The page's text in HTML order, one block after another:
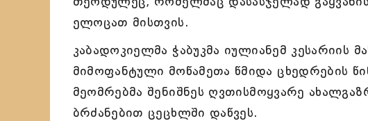
ელოცათ მისთვის.
კაბადოკიელმა ჭაბუკმა იულიანემ კესარიის
მიმოფანტული მოწამეთა წმიდა ცხედრების
მეომრებმა შენიშნეს ღვთისმოყვარე
ბრძანებით ცეცხლში დაწვეს.